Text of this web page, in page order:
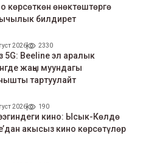
көрсөткөн өнөктөштөргө
билдирет
2026 2330
5G: Beeline эл аралык
жаңы муундагы
тартуулайт
2026 190
кино: Ысык-Көлдө
акысыз кино көрсөтүлөр